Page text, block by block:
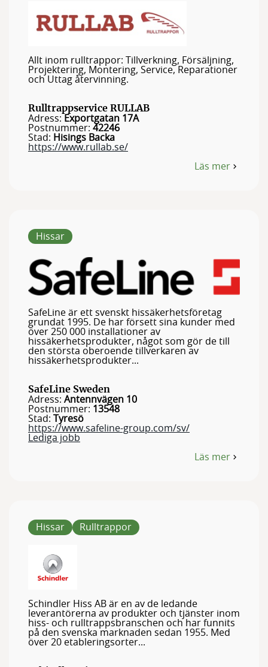
Allt inom rulltrappor: Tillverkning, Försäljning,
Projektering, Montering, Service, Reparationer
och Uttag återvinning.
Rulltrappservice RULLAB
Adress: Exportgatan 17A
Postnummer: 42246
Stad: Hisings Backa
https://www.rullab.se/
Läs mer
om
Hissar
SafeLine är ett svenskt hissäkerhetsföretag
grundat 1995. De har försett sina kunder med
över 250 000 installationer av
hissäkerhetsprodukter, något som gör de till
den största oberoende tillverkaren av
hissäkerhetsprodukter...
SafeLine Sweden
Adress: Antennvägen 10
Postnummer: 13548
Stad:
Tyresö
https://www.safeline-group.com/sv/
Lediga jobb
Läs mer
om
Hissar Rulltrappor
Schindler Hiss AB är en av de ledande
leverantörerna av produkter och tjänster inom
hiss- och rulltrappsbranschen och har funnits
på den svenska marknaden sedan 1955. Med
över 20 etableringsorter...